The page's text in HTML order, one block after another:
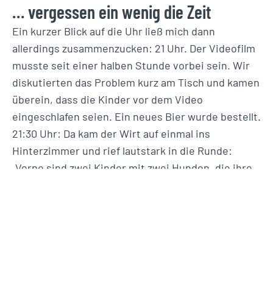
… vergessen ein wenig die Zeit
Ein kurzer Blick auf die Uhr ließ mich dann
allerdings zusammenzucken: 21 Uhr. Der Videofilm
musste seit einer halben Stunde vorbei sein. Wir
diskutierten das Problem kurz am Tisch und kamen
überein, dass die Kinder vor dem Video
eingeschlafen seien. Ein neues Bier wurde bestellt.
21:30 Uhr: Da kam der Wirt auf einmal ins
Hinterzimmer und rief lautstark in die Runde:
„Vorne sind zwei Kinder mit zwei Hunden, die ihre